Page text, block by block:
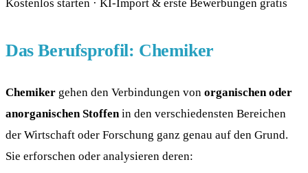
Das Berufsprofil: Chemiker
Chemiker gehen den Verbindungen von organischen oder
anorganischen Stoffen in den verschiedensten Bereichen
der Wirtschaft oder Forschung ganz genau auf den Grund.
Sie erforschen oder analysieren deren: